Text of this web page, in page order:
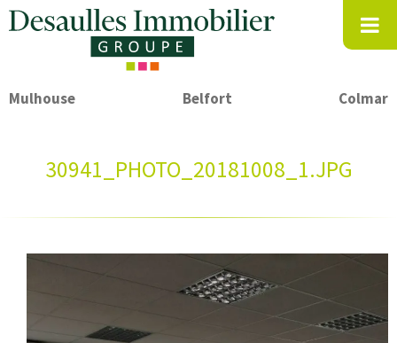
Mulhouse Belfort Colmar
30941_PHOTO_20181008_1.JPG